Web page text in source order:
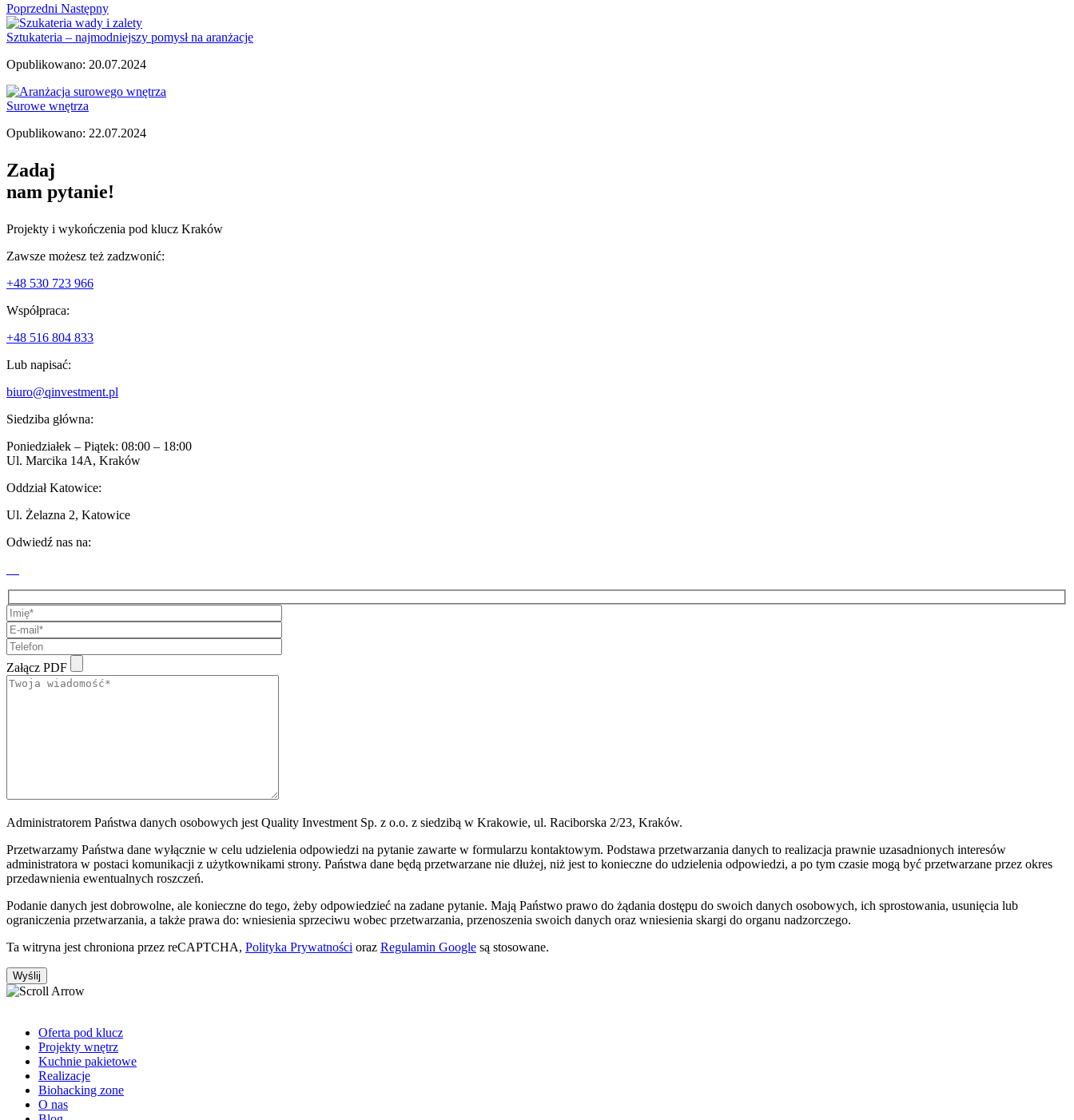
Poprzedni Następny
Sztukateria – najmodniejszy pomysł na aranżacje
Opublikowano: 20.07.2024
Surowe wnętrza
Opublikowano: 22.07.2024
Zadaj
nam pytanie!
Projekty i wykończenia pod klucz Kraków
Zawsze możesz też zadzwonić:
+48 530 723 966
Współpraca:
+48 516 804 833
Lub napisać:
biuro@qinvestment.pl
Siedziba główna:
Poniedziałek – Piątek: 08:00 – 18:00
Ul. Marcika 14A, Kraków
Oddział Katowice:
Ul. Żelazna 2, Katowice
Odwiedź nas na:
Załącz PDF
Administratorem Państwa danych osobowych jest Quality Investment Sp. z o.o. z siedzibą w Krakowie, ul. Raciborska 2/23, Kraków.
Przetwarzamy Państwa dane wyłącznie w celu udzielenia odpowiedzi na pytanie zawarte w formularzu kontaktowym. Podstawa przetwarzania danych to realizacja prawnie uzasadnionych interesów
administratora w postaci komunikacji z użytkownikami strony. Państwa dane będą przetwarzane nie dłużej, niż jest to konieczne do udzielenia odpowiedzi, a po tym czasie mogą być przetwarzane przez okres
przedawnienia ewentualnych roszczeń.
Podanie danych jest dobrowolne, ale konieczne do tego, żeby odpowiedzieć na zadane pytanie. Mają Państwo prawo do żądania dostępu do swoich danych osobowych, ich sprostowania, usunięcia lub
ograniczenia przetwarzania, a także prawa do: wniesienia sprzeciwu wobec przetwarzania, przenoszenia swoich danych oraz wniesienia skargi do organu nadzorczego.
Ta witryna jest chroniona przez reCAPTCHA, Polityka Prywatności oraz Regulamin Google są stosowane.
Oferta pod klucz
Projekty wnętrz
Kuchnie pakietowe
Realizacje
Biohacking zone
O nas